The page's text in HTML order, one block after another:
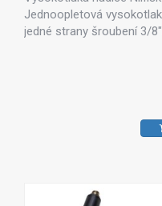
Jednoopletová
jedné strany šroubení 3/